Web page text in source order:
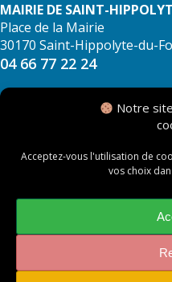
Notre
Acceptez-vous l'utilisation de
vos choix
MAIRIE DE SAINT-
Place de la Mairie
30170 Saint-Hippolyte-du-
04 66 77 22 24
Politique